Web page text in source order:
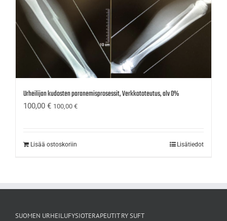
Urheilijan kudosten paranemisprosessit, Verkkototeutus, alv 0%
100,00 € 100,00 €
Lisää ostoskoriin Lisätiedot
SUOMEN URHEILUFYSIOTERAPEUTIT RY SUFT